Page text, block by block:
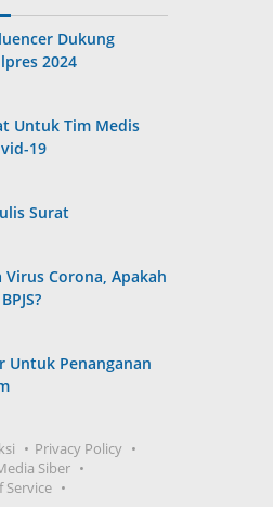
Dukung
2024
Untuk Tim Medis
19
Surat
Corona, Apakah
Untuk Penanganan
Privacy Policy
Siber
Service